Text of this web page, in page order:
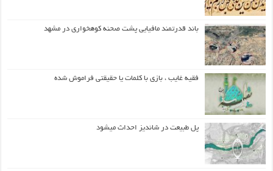
باند قدرتمند مافیایی پشت صحنه کوهخواری در مشهد
فقیه غایب ، بازی با کلمات یا حقیقتی فراموش شده
پل طبیعت در شاندیز احداث میشود